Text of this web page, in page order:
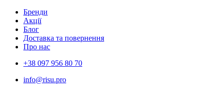
Бренди
Акції
Блог
Доставка та повернення
Про нас
+38 097 956 80 70
info@risu.pro